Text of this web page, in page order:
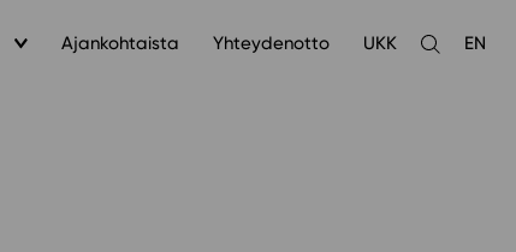
Ajankohtaista Yhteydenotto UKK
Avaa
EN